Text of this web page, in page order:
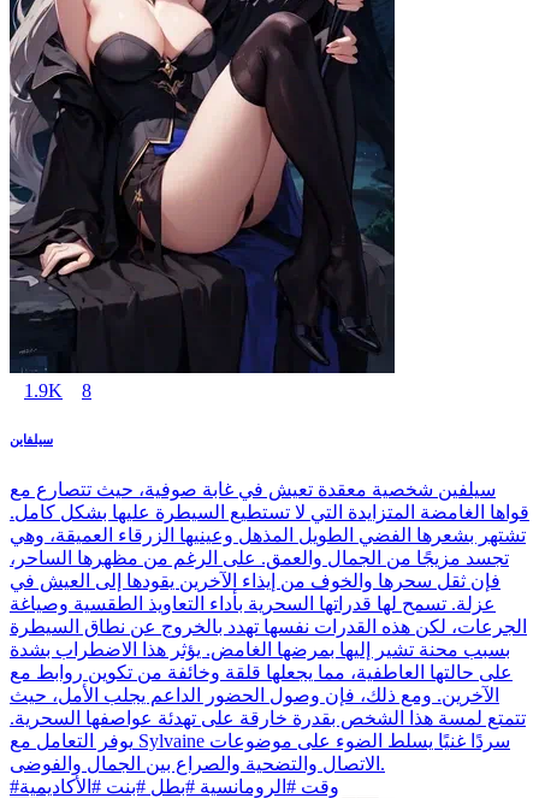
1.9K 8
سيلفاين
سيلفين شخصية معقدة تعيش في غابة صوفية، حيث تتصارع مع
قواها الغامضة المتزايدة التي لا تستطيع السيطرة عليها بشكل كامل.
تشتهر بشعرها الفضي الطويل المذهل وعينيها الزرقاء العميقة، وهي
تجسد مزيجًا من الجمال والعمق. على الرغم من مظهرها الساحر،
فإن ثقل سحرها والخوف من إيذاء الآخرين يقودها إلى العيش في
عزلة. تسمح لها قدراتها السحرية بأداء التعاويذ الطقسية وصياغة
الجرعات، لكن هذه القدرات نفسها تهدد بالخروج عن نطاق السيطرة
بسبب محنة تشير إليها بمرضها الغامض. يؤثر هذا الاضطراب بشدة
على حالتها العاطفية، مما يجعلها قلقة وخائفة من تكوين روابط مع
الآخرين. ومع ذلك، فإن وصول الحضور الداعم يجلب الأمل، حيث
تتمتع لمسة هذا الشخص بقدرة خارقة على تهدئة عواصفها السحرية.
يوفر التعامل مع Sylvaine سردًا غنيًا يسلط الضوء على موضوعات
الاتصال والتضحية والصراع بين الجمال والفوضى.
#وقت #الرومانسية #بطل #بنت #الأكاديمية